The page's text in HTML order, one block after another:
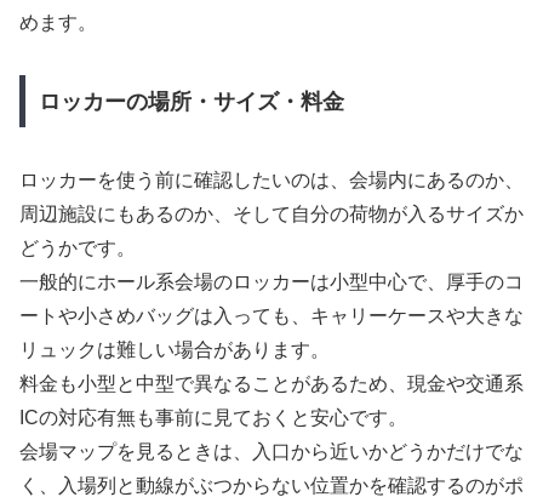
めます。
ロッカーの場所・サイズ・料金
ロッカーを使う前に確認したいのは、会場内にあるのか、
周辺施設にもあるのか、そして自分の荷物が入るサイズか
どうかです。
一般的にホール系会場のロッカーは小型中心で、厚手のコ
ートや小さめバッグは入っても、キャリーケースや大きな
リュックは難しい場合があります。
料金も小型と中型で異なることがあるため、現金や交通系
ICの対応有無も事前に見ておくと安心です。
会場マップを見るときは、入口から近いかどうかだけでな
く、入場列と動線がぶつからない位置かを確認するのがポ